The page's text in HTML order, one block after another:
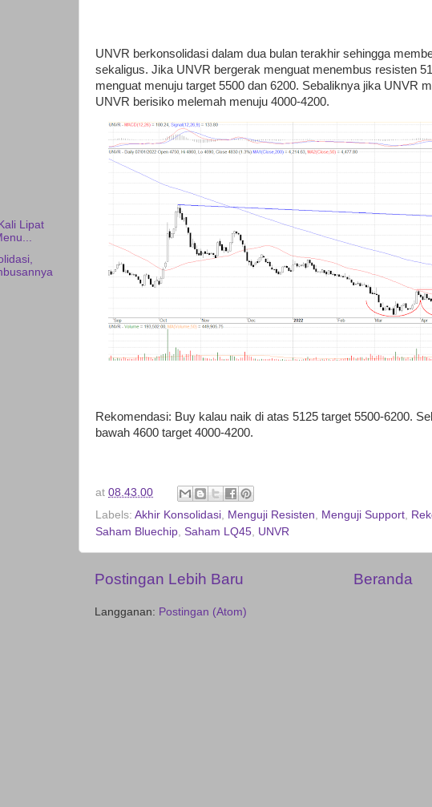
UNVR berkonsolidasi dalam dua bulan terakhir sehingga
sekaligus. Jika UNVR bergerak menguat menembus resisten
menguat menuju target 5500 dan 6200. Sebaliknya jika UNVR
UNVR berisiko melemah menuju 4000-4200.
Rekomendasi: Buy kalau naik di atas 5125 target 5500-6200.
bawah 4600 target 4000-4200.
at 08.43.00
Labels: Akhir Konsolidasi, Menguji Resisten, Menguji Support,
Saham Bluechip, Saham LQ45, UNVR
Postingan Lebih Baru Beranda
Langganan: Postingan (Atom)
Lipat